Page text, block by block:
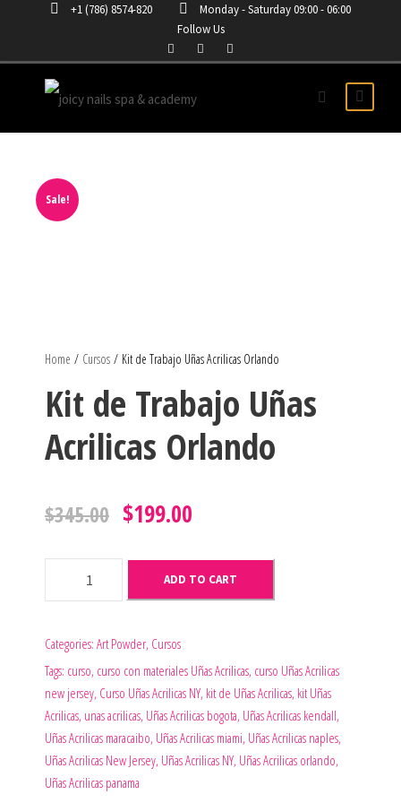
+1 (786) 8574-820
Monday - Saturday 09:00 - 06:00
Follow Us
Home / Cursos / Kit de Trabajo Uñas Acrilicas Orlando
Kit de Trabajo Uñas
Acrilicas Orlando
$345.00 O
r
i
g
i
n
$199.00
u
r
r
e
n
d
T
r
a
b
a
j
ADD TO CART
Categories: Art Powder, Cursos
Tags: curso, curso con materiales Uñas Acrilicas, curso Uñas Acrilicas
new jersey, Curso Uñas Acrilicas NY, kit de Uñas Acrilicas, kit Uñas
Acrilicas, unas acrilicas, Uñas Acrilicas bogota, Uñas Acrilicas kendall,
Uñas Acrilicas maracaibo, Uñas Acrilicas miami, Uñas Acrilicas naples,
Uñas Acrilicas New Jersey, Uñas Acrilicas NY, Uñas Acrilicas orlando,
Uñas Acrilicas panama
Sale!